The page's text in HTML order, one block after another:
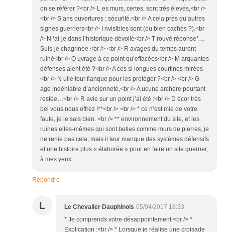
on se référer ?<br /> L es murs, certes, sont très élevés,<br />
<br /> S ans ouvertures : sécurité.<br /> A cela près qu’autres
signes guerriers<br /> I nvisibles sont (ou bien cachés ?).<br
/> N ‘ai-je dans l’historique dévoilé<br /> T rouvé réponse*…
Suis-je chagrinée.<br /> <br /> R avages du temps auront
ruiné<br /> O uvrage à ce point qu’effacées<br /> M arquantes
défenses aient été ?<br /> A ces si longues courtines mirées
<br /> N ulle tour flanque pour les protéger ?<br /> <br /> G
age indéniable d’ancienneté,<br /> A ucune archère pourtant
restée…<br /> R avie sur un point j’ai été :<br /> D écor très
bel vous nous offrez !**<br /> <br /> * ce n’est mie de votre
faute, je le sais bien. <br /> ** environnement du site, et les
ruines elles-mêmes qui sont belles comme murs de pierres, je
ne renie pas cela, mais il leur manque des systèmes défensifs
et une histoire plus « élaborée » pour en faire un site guerrier,
à mes yeux.
Répondre
L Le Chevalier Dauphinois 05/04/2017 18:33
* Je comprends votre désappointement.<br /> *
Explication :<br /> * Lorsque je réalise une croisade